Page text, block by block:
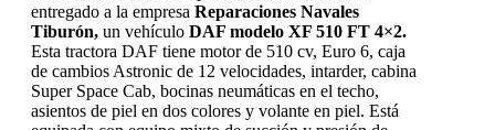
entregado a la empresa Reparaciones Navales
Tiburón, un vehículo DAF modelo XF 510 FT 4×2.
Esta tractora DAF tiene motor de 510 cv, Euro 6, caja
de cambios Astronic de 12 velocidades, intarder, cabina
Super Space Cab, bocinas neumáticas en el techo,
asientos de piel en dos colores y volante en piel. Está